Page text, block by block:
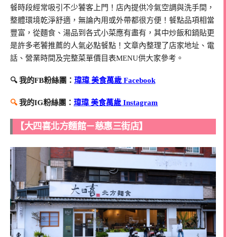
餐時段經常吸引不少饕客上門！店內提供冷氣空調與洗手間，
整體環境乾淨舒適，無論內用或外帶都很方便！餐點品項相當
豐富，從麵食、湯品到各式小菜應有盡有，其中炒飯和鍋貼更
是許多老饕推薦的人氣必點餐點！文章內整理了店家地址、電
話、營業時間及完整菜單價目表MENU供大家參考。
🔍 我的FB粉絲團： 瑋瑋 美食萬歲 Facebook
🔍我的IG粉絲團： 瑋瑋 美食萬歲 Instagram
【大四喜北方麵館－慈惠三街店】